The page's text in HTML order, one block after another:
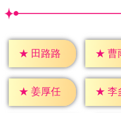
★ 田路路 ★ 曹
★ 姜厚任 ★ 李